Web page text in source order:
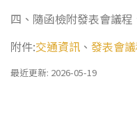
四、隨函檢附發表會議
附件:交通資訊 、 發表會
最近更新: 2026-05-19